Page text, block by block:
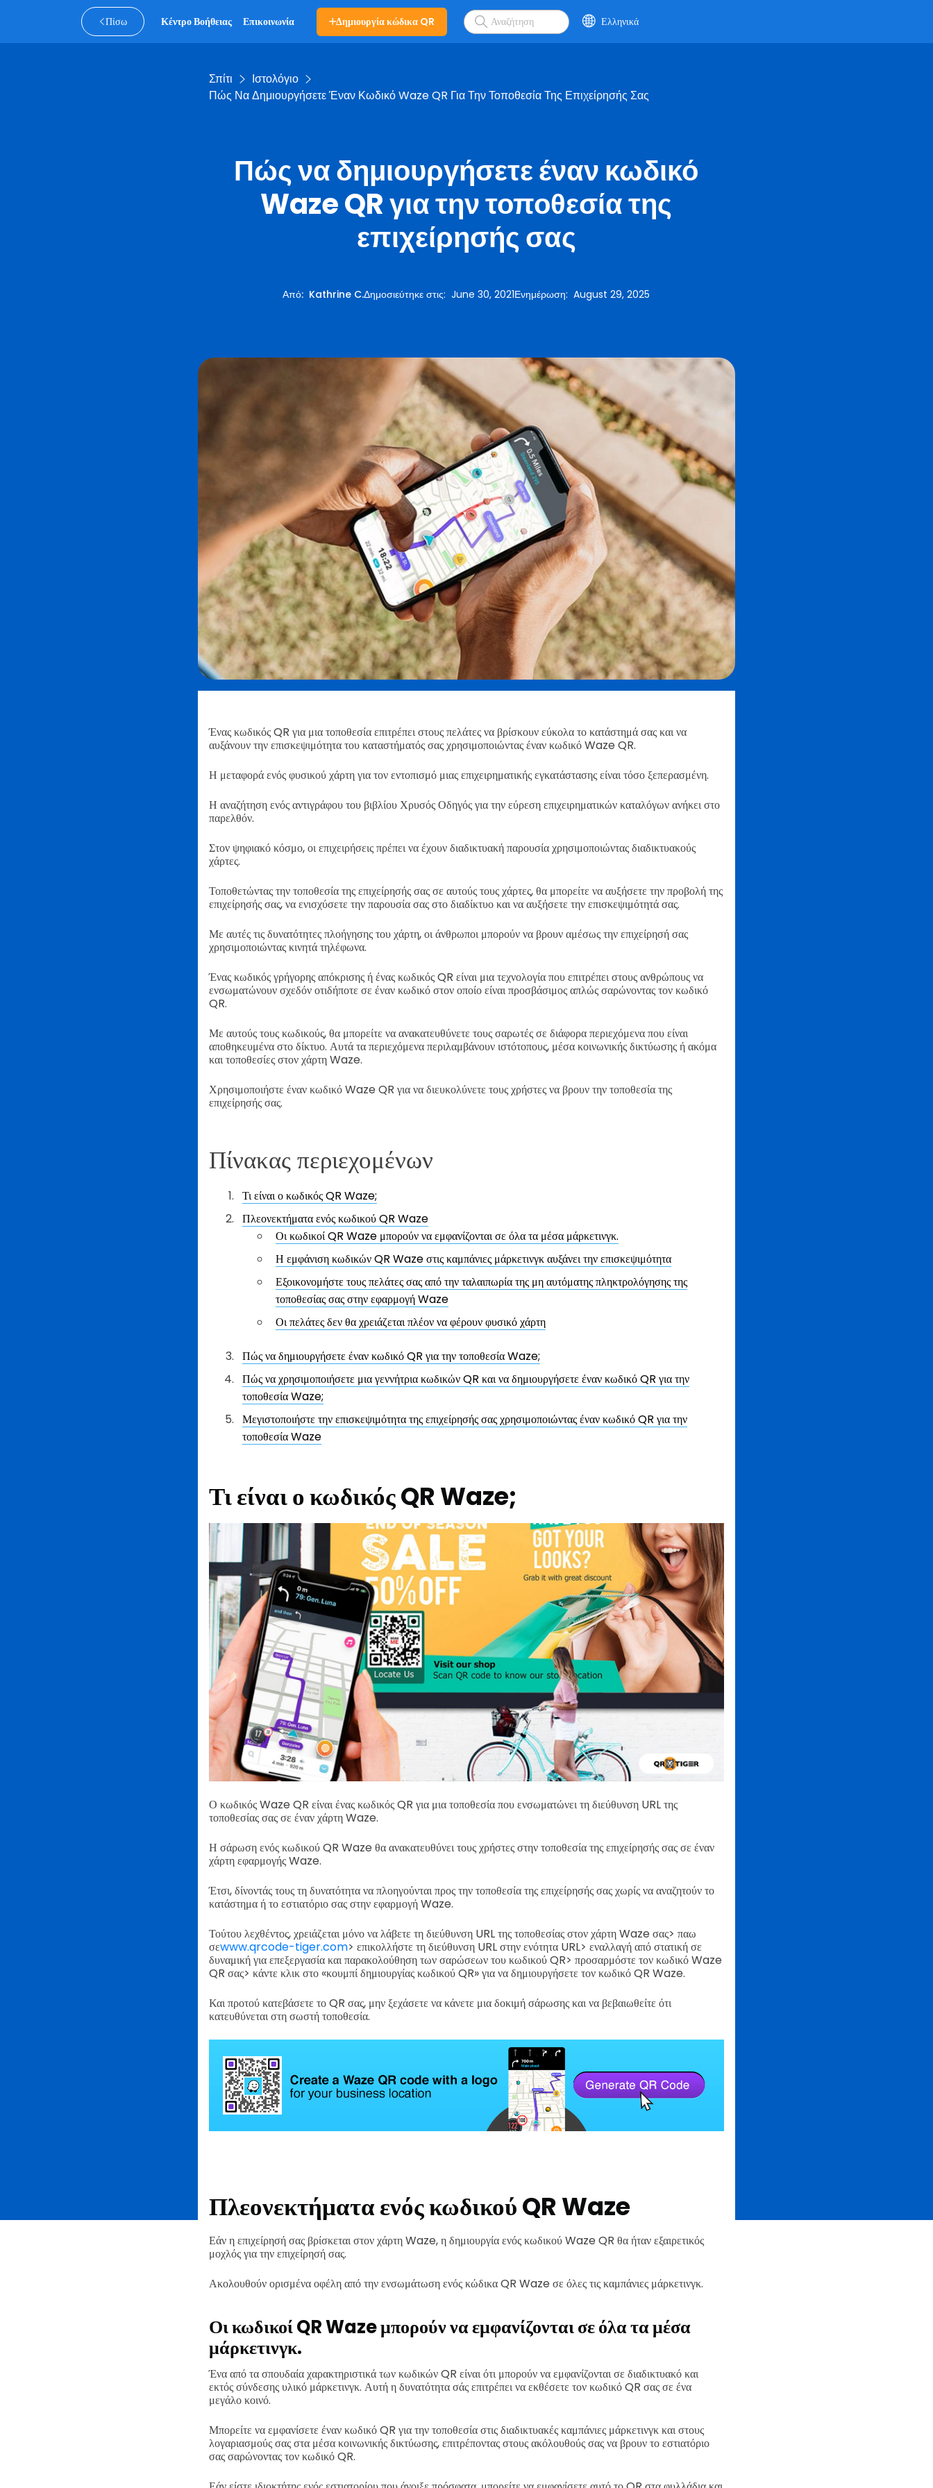
Πίσω Κέντρο Βοήθειας Επικοινωνία Δημιουργία κώδικα QR Ελληνικά
Σπίτι
Ιστολόγιο
Πώς Να Δημιουργήσετε Έναν Κωδικό Waze QR Για Την Τοποθεσία Της Επιχείρησής Σας
Πώς να δημιουργήσετε έναν κωδικό
Waze QR για την τοποθεσία της
επιχείρησής σας
Από: Kathrine C.Δημοσιεύτηκε στις:June 30, 2021Ενημέρωση:August 29, 2025
Ένας κωδικός QR για μια τοποθεσία επιτρέπει στους πελάτες να βρίσκουν εύκολα το κατάστημά σας και να
αυξάνουν την επισκεψιμότητα του καταστήματός σας χρησιμοποιώντας έναν κωδικό Waze QR.
Η μεταφορά ενός φυσικού χάρτη για τον εντοπισμό μιας επιχειρηματικής εγκατάστασης είναι τόσο ξεπερασμένη.
Η αναζήτηση ενός αντιγράφου του βιβλίου Χρυσός Οδηγός για την εύρεση επιχειρηματικών καταλόγων ανήκει στο
παρελθόν.
Στον ψηφιακό κόσμο, οι επιχειρήσεις πρέπει να έχουν διαδικτυακή παρουσία χρησιμοποιώντας διαδικτυακούς
χάρτες.
Τοποθετώντας την τοποθεσία της επιχείρησής σας σε αυτούς τους χάρτες, θα μπορείτε να αυξήσετε την προβολή της
επιχείρησής σας, να ενισχύσετε την παρουσία σας στο διαδίκτυο και να αυξήσετε την επισκεψιμότητά σας.
Με αυτές τις δυνατότητες πλοήγησης του χάρτη, οι άνθρωποι μπορούν να βρουν αμέσως την επιχείρησή σας
χρησιμοποιώντας κινητά τηλέφωνα.
Ένας κωδικός γρήγορης απόκρισης ή ένας κωδικός QR είναι μια τεχνολογία που επιτρέπει στους ανθρώπους να
ενσωματώνουν σχεδόν οτιδήποτε σε έναν κωδικό στον οποίο είναι προσβάσιμος απλώς σαρώνοντας τον κωδικό
QR.
Με αυτούς τους κωδικούς, θα μπορείτε να ανακατευθύνετε τους σαρωτές σε διάφορα περιεχόμενα που είναι
αποθηκευμένα στο δίκτυο. Αυτά τα περιεχόμενα περιλαμβάνουν ιστότοπους, μέσα κοινωνικής δικτύωσης ή ακόμα
και τοποθεσίες στον χάρτη Waze.
Χρησιμοποιήστε έναν κωδικό Waze QR για να διευκολύνετε τους χρήστες να βρουν την τοποθεσία της
επιχείρησής σας.
Πίνακας περιεχομένων
Τι είναι ο κωδικός QR Waze;
Πλεονεκτήματα ενός κωδικού QR Waze
Οι κωδικοί QR Waze μπορούν να εμφανίζονται σε όλα τα μέσα μάρκετινγκ.
Η εμφάνιση κωδικών QR Waze στις καμπάνιες μάρκετινγκ αυξάνει την επισκεψιμότητα
Εξοικονομήστε τους πελάτες σας από την ταλαιπωρία της μη αυτόματης πληκτρολόγησης της
τοποθεσίας σας στην εφαρμογή Waze
Οι πελάτες δεν θα χρειάζεται πλέον να φέρουν φυσικό χάρτη
Πώς να δημιουργήσετε έναν κωδικό QR για την τοποθεσία Waze;
Πώς να χρησιμοποιήσετε μια γεννήτρια κωδικών QR και να δημιουργήσετε έναν κωδικό QR για την
τοποθεσία Waze;
Μεγιστοποιήστε την επισκεψιμότητα της επιχείρησής σας χρησιμοποιώντας έναν κωδικό QR για την
τοποθεσία Waze
Τι είναι ο κωδικός QR Waze;
Ο κωδικός Waze QR είναι ένας κωδικός QR για μια τοποθεσία που ενσωματώνει τη διεύθυνση URL της
τοποθεσίας σας σε έναν χάρτη Waze.
Η σάρωση ενός κωδικού QR Waze θα ανακατευθύνει τους χρήστες στην τοποθεσία της επιχείρησής σας σε έναν
χάρτη εφαρμογής Waze.
Έτσι, δίνοντάς τους τη δυνατότητα να πλοηγούνται προς την τοποθεσία της επιχείρησής σας χωρίς να αναζητούν το
κατάστημα ή το εστιατόριο σας στην εφαρμογή Waze.
Τούτου λεχθέντος, χρειάζεται μόνο να λάβετε τη διεύθυνση URL της τοποθεσίας στον χάρτη Waze σας> παω
σεwww.qrcode-tiger.com> επικολλήστε τη διεύθυνση URL στην ενότητα URL> εναλλαγή από στατική σε
δυναμική για επεξεργασία και παρακολούθηση των σαρώσεων του κωδικού QR> προσαρμόστε τον κωδικό Waze
QR σας> κάντε κλικ στο «κουμπί δημιουργίας κωδικού QR» για να δημιουργήσετε τον κωδικό QR Waze.
Και προτού κατεβάσετε το QR σας, μην ξεχάσετε να κάνετε μια δοκιμή σάρωσης και να βεβαιωθείτε ότι
κατευθύνεται στη σωστή τοποθεσία.
Πλεονεκτήματα ενός κωδικού QR Waze
Εάν η επιχείρησή σας βρίσκεται στον χάρτη Waze, η δημιουργία ενός κωδικού Waze QR θα ήταν εξαιρετικός
μοχλός για την επιχείρησή σας.
Ακολουθούν ορισμένα οφέλη από την ενσωμάτωση ενός κώδικα QR Waze σε όλες τις καμπάνιες μάρκετινγκ.
Οι κωδικοί QR Waze μπορούν να εμφανίζονται σε όλα τα μέσα
μάρκετινγκ.
Ένα από τα σπουδαία χαρακτηριστικά των κωδικών QR είναι ότι μπορούν να εμφανίζονται σε διαδικτυακό και
εκτός σύνδεσης υλικό μάρκετινγκ. Αυτή η δυνατότητα σάς επιτρέπει να εκθέσετε τον κωδικό QR σας σε ένα
μεγάλο κοινό.
Μπορείτε να εμφανίσετε έναν κωδικό QR για την τοποθεσία στις διαδικτυακές καμπάνιες μάρκετινγκ και στους
λογαριασμούς σας στα μέσα κοινωνικής δικτύωσης, επιτρέποντας στους ακόλουθούς σας να βρουν το εστιατόριο
σας σαρώνοντας τον κωδικό QR.